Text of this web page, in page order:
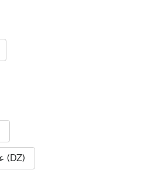
Annaba, ⵄⴻⵍⵍⴰⴱⴰ عنابة (DZ)